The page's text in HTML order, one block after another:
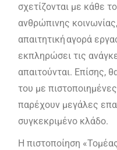
σχετίζονται με κάθε
ανθρώπινης
απαιτητική αγορά
εκπληρώσει τις
απαιτούνται. Επίσης,
του με
παρέχουν μεγάλες
συγκεκριμένο κλάδο.
Η πιστοποίηση